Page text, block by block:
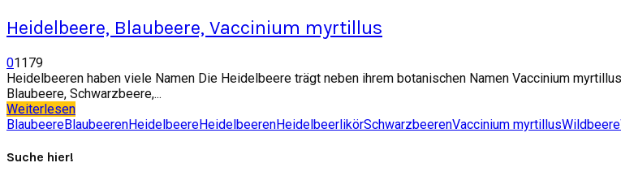
Heidelbeere, Blaubeere, Vaccinium myrtillus
01179
Heidelbeeren haben viele Namen Die Heidelbeere trägt neben ihrem botanischen Namen Vaccinium
Blaubeere, Schwarzbeere,...
Weiterlesen
BlaubeereBlaubeerenHeidelbeereHeidelbeerenHeidelbeerlikörSchwarzbeerenVaccinium myrtillusWildbeere
Suche hier!